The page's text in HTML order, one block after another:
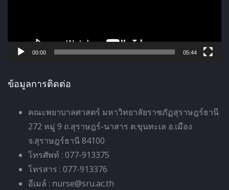
ดี
00:00 05:44
ข้อมูลการติดต่อ
คณะพยาบาลศาสตร์ มหาวิทยาลัยราชภัฏสุราษฎร์ธานี
272 หมู่ 9 ถ.สุราษฎร์-นาสาร ต.ขุนทะเล อ.เมือง
จ.สุราษฎร์ธานี 84100
โทรศัพท์ : 077-913375
โทรสาร : 077-913376
อีเมล์ : nurse@sru.ac.th